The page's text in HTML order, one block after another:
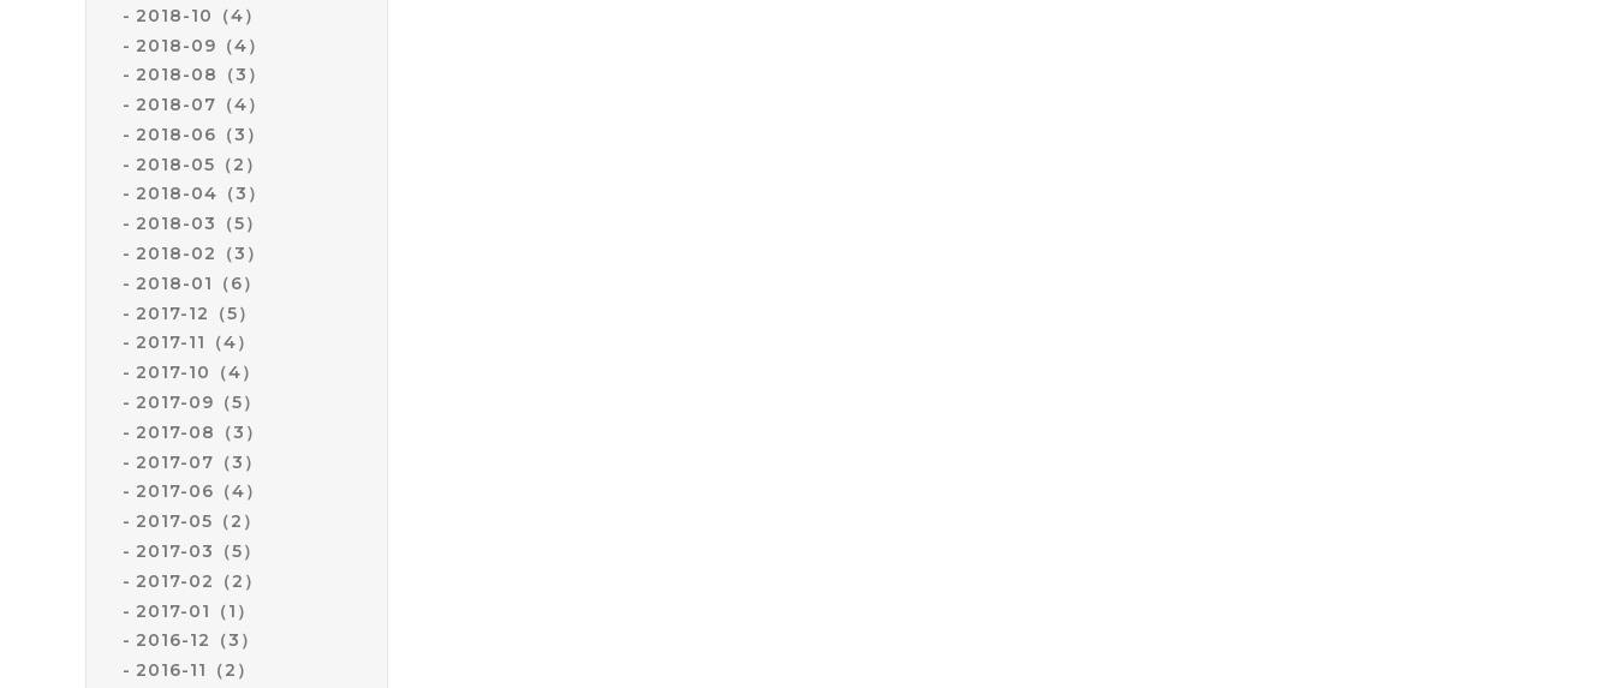
2018-10（4）
2018-09（4）
2018-08（3）
2018-07（4）
2018-06（3）
2018-05（2）
2018-04（3）
2018-03（5）
2018-02（3）
2018-01（6）
2017-12（5）
2017-11（4）
2017-10（4）
2017-09（5）
2017-08（3）
2017-07（3）
2017-06（4）
2017-05（2）
2017-03（5）
2017-02（2）
2017-01（1）
2016-12（3）
2016-11（2）